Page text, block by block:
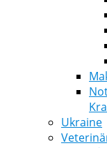
Ukraine